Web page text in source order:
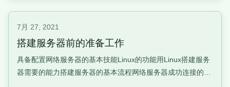
来，使得数据可以通过网
7月 27, 2021
搭建服务器前的准备工作
具备配置网络服务器的基本技能Linux的功能用Linux搭建服务
器需要的能力搭建服务器的基本流程网络服务器成功连接的分